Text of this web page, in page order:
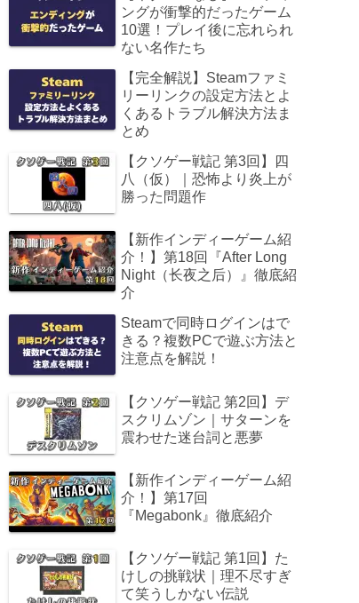
ングが衝撃的だったゲーム
10選！プレイ後に忘れられ
ない名作たち
【完全解説】Steamファミ
リーリンクの設定方法とよ
くあるトラブル解決方法ま
とめ
【クソゲー戦記 第3回】四
八（仮）｜恐怖より炎上が
勝った問題作
【新作インディーゲーム紹
介！】第18回『After Long
Night（长夜之后）』徹底紹
介
Steamで同時ログインはで
きる？複数PCで遊ぶ方法と
注意点を解説！
【クソゲー戦記 第2回】デ
スクリムゾン｜サターンを
震わせた迷台詞と悪夢
【新作インディーゲーム紹
介！】第17回
『Megabonk』徹底紹介
【クソゲー戦記 第1回】た
けしの挑戦状｜理不尽すぎ
て笑うしかない伝説